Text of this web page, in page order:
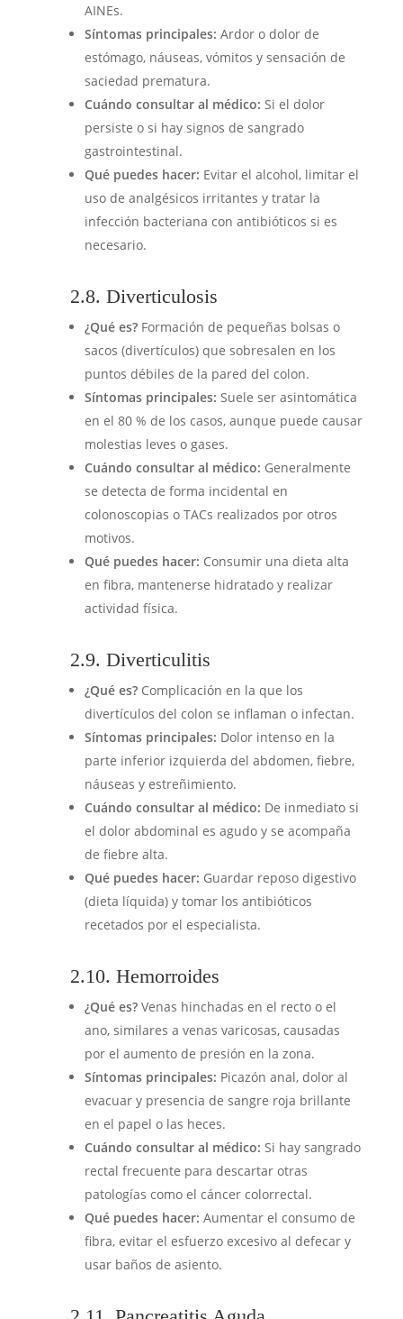
AINEs.
Síntomas principales: Ardor o dolor de
estómago, náuseas, vómitos y sensación de
saciedad prematura.
Cuándo consultar al médico: Si el dolor
persiste o si hay signos de sangrado
gastrointestinal.
Qué puedes hacer: Evitar el alcohol, limitar el
uso de analgésicos irritantes y tratar la
infección bacteriana con antibióticos si es
necesario.
2.8. Diverticulosis
¿Qué es?Formación de pequeñas bolsas o
sacos (divertículos) que sobresalen en los
puntos débiles de la pared del colon.
Síntomas principales: Suele ser asintomática
en el 80 % de los casos, aunque puede causar
molestias leves o gases.
Cuándo consultar al médico: Generalmente
se detecta de forma incidental en
colonoscopias o TACs realizados por otros
motivos.
Qué puedes hacer: Consumir una dieta alta
en fibra, mantenerse hidratado y realizar
actividad física.
2.9. Diverticulitis
¿Qué es?Complicación en la que los
divertículos del colon se inflaman o infectan.
Síntomas principales: Dolor intenso en la
parte inferior izquierda del abdomen, fiebre,
náuseas y estreñimiento.
Cuándo consultar al médico: De inmediato si
el dolor abdominal es agudo y se acompaña
de fiebre alta.
Qué puedes hacer: Guardar reposo digestivo
(dieta líquida) y tomar los antibióticos
recetados por el especialista.
2.10. Hemorroides
¿Qué es?Venas hinchadas en el recto o el
ano, similares a venas varicosas, causadas
por el aumento de presión en la zona.
Síntomas principales: Picazón anal, dolor al
evacuar y presencia de sangre roja brillante
en el papel o las heces.
Cuándo consultar al médico: Si hay sangrado
rectal frecuente para descartar otras
patologías como el cáncer colorrectal.
Qué puedes hacer: Aumentar el consumo de
fibra, evitar el esfuerzo excesivo al defecar y
usar baños de asiento.